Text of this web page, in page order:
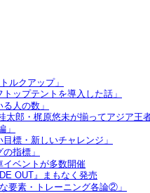
ルクアップ」
ップテントを導入した話」
人の数」
太郎・梶原悠未が揃ってアジア王
」
標・新しいチャレンジ」
指標」
イベントが多数開催
OUT』まもなく発売
要素・トレーニング各論②」